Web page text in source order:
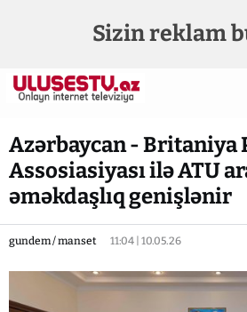
Sizin reklam
Azərbaycan - Britaniya
Assosiasiyası ilə ATU
əməkdaşlıq genişlənir
gundem / manset 11:04 | 10.05.26